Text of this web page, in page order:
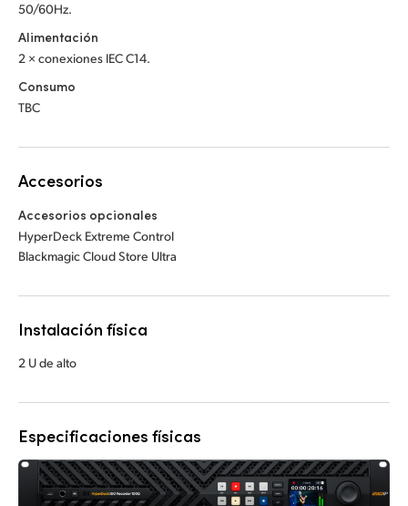
50/60Hz.
Alimentación
2 × conexiones IEC C14.
Consumo
TBC
Accesorios
Accesorios opcionales
HyperDeck Extreme Control
Blackmagic Cloud Store Ultra
Instalación física
2 U de alto
Especificaciones físicas